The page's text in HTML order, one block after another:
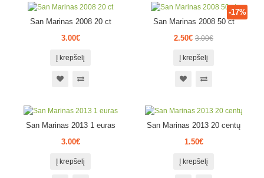
San Marinas 2008 20 ct
3.00€
Į krepšelį
San Marinas 2008 50 ct
2.50€ 3.00€
-17%
Į krepšelį
San Marinas 2013 1 euras
3.00€
Į krepšelį
San Marinas 2013 20 centų
1.50€
Į krepšelį